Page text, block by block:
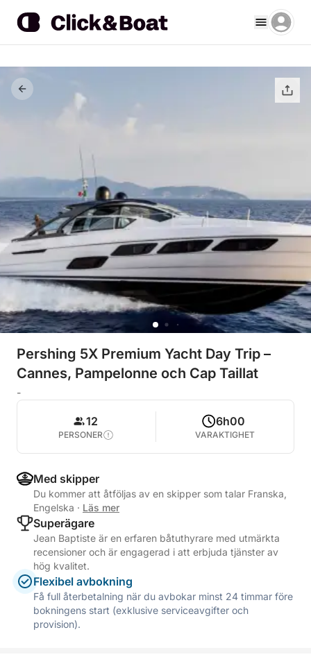
Pershing 5X Premium Yacht Day Trip –
Cannes, Pampelonne och Cap Taillat
-
12
PERSONER
6h00
VARAKTIGHET
Med skipper
Du kommer att åtföljas av en skipper som talar Franska,
Engelska · Läs mer
Superägare
Jean Baptiste är en erfaren båtuthyrare med utmärkta
recensioner och är engagerad i att erbjuda tjänster av
hög kvalitet.
Flexibel avbokning
Få full återbetalning när du avbokar minst 24 timmar före
bokningens start (exklusive serviceavgifter och
provision).